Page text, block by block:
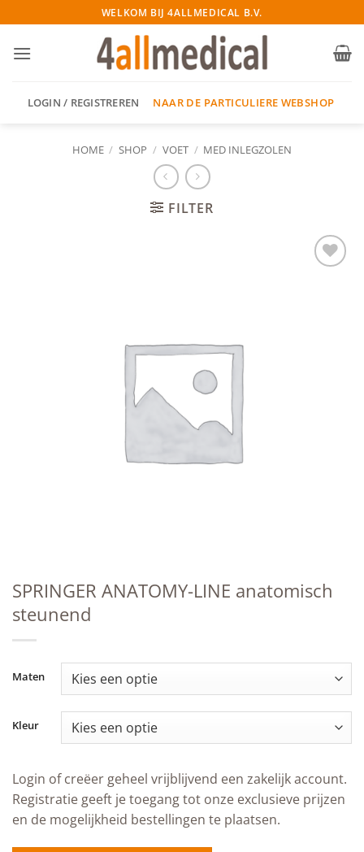
naar
inhoud
WELKOM BIJ 4ALLMEDICAL B.V.
LOGIN / REGISTREREN NAAR DE PARTICULIERE WEBSHOP
HOME / SHOP / VOET / MED INLEGZOLEN
FILTER
SPRINGER ANATOMY-LINE anatomisch
steunend
Maten
Kleur
Login of creëer geheel vrijblijvend een zakelijk account.
Registratie geeft je toegang tot onze exclusieve prijzen
en de mogelijkheid bestellingen te plaatsen.